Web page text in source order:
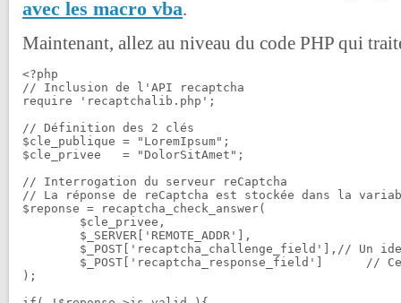
avec les macro vba.
Maintenant, allez au niveau du code PHP qui
<?php
// Inclusion de l'API recaptcha
require 'recaptchalib.php';
// Définition des 2 clés
$cle_publique = "LoremIpsum";
$cle_privee   = "DolorSitAmet";
// Interrogation du serveur reCaptcha
// La réponse de reCaptcha est stockée dans la
$reponse = recaptcha_check_answer(
);